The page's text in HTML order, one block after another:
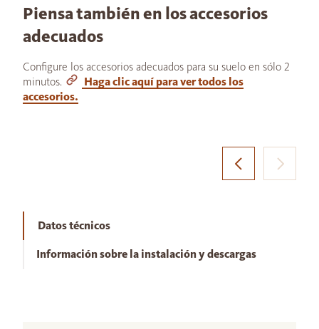
Piensa también en los accesorios
adecuados
Configure los accesorios adecuados para su suelo en sólo 2
minutos.
Haga clic aquí para ver todos los
accesorios.
Datos técnicos
Información sobre la instalación y descargas